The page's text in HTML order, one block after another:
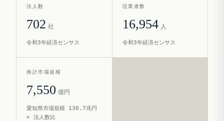
法人数
702 社
令和3年経済センサス
従業者数
16,954 人
令和3年経済センサス
推計市場規模
7,550 億円
愛知県市場規模 130.7兆円
× 法人数比